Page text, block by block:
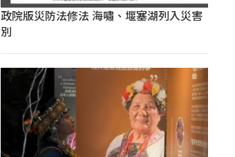
政院版災防法修法 海嘯、堰塞湖列入災害
別